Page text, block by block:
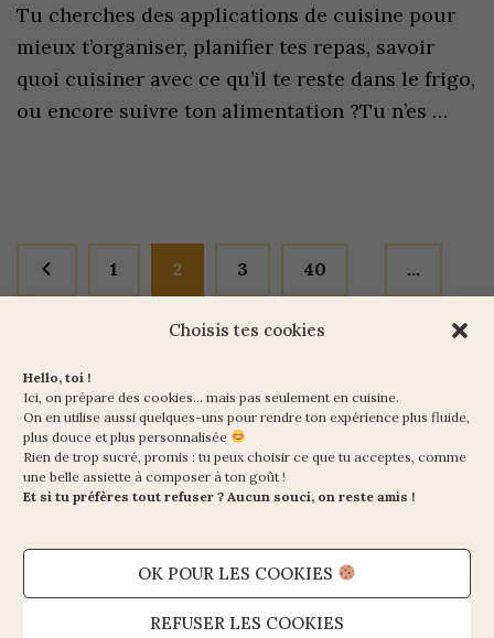
Choisis tes cookies
Hello, toi !
Ici, on prépare des cookies… mais pas seulement en cuisine.
On en utilise aussi quelques-uns pour rendre ton expérience plus fluide,
plus douce et plus personnalisée
Rien de trop sucré, promis : tu peux choisir ce que tu acceptes, comme
une belle assiette à composer à ton goût !
Et si tu préfères tout refuser ? Aucun souci, on reste amis !
OK POUR LES COOKIES
REFUSER LES COOKIES
Tu cherches des applications de cuisine pour
mieux t’organiser, planifier tes repas, savoir
quoi cuisiner avec ce qu’il te reste dans le frigo,
ou encore suivre ton alimentation ?Tu n’es …
1 2 3 …
40
Ma Vie en Vert
10 rue de la Paix
Mentions légales et CGV
Politique de cookies (UE)